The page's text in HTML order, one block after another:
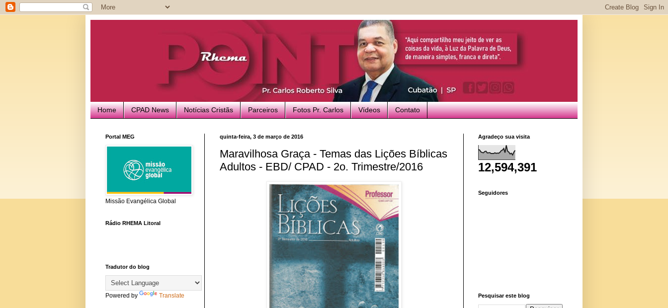
Home CPAD News Notícias Cristãs Parceiros Fotos Pr. Carlos Vídeos Contato
quinta-feira, 3 de março de 2016
Maravilhosa Graça - Temas das Lições Bíblicas
Adultos - EBD/ CPAD - 2o. Trimestre/2016
Portal MEG
Missão Evangélica Global
Rádio RHEMA Litoral
Tradutor do blog
Powered by Translate
Agradeço sua visita
12,594,391
Seguidores
Pesquisar este blog